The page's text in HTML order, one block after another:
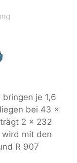
je 1,6
bei 43 x
2 x 232
wird mit den
R 907